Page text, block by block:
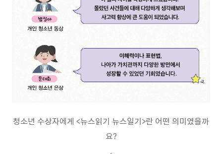
청소년 수상자에게 <뉴스읽기 뉴스일기>란 어떤 의미였을까
요?
.